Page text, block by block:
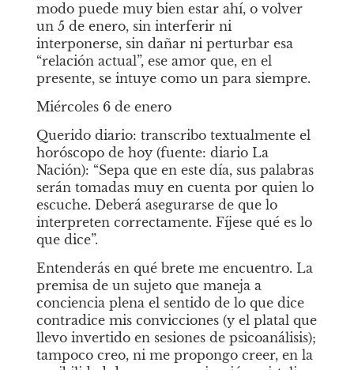
modo puede muy bien estar ahí, o volver
un 5 de enero, sin interferir ni
interponerse, sin dañar ni perturbar esa
“relación actual”, ese amor que, en el
presente, se intuye como un para siempre.
Miércoles 6 de enero
Querido diario: transcribo textualmente el
horóscopo de hoy (fuente: diario La
Nación): “Sepa que en este día, sus palabras
serán tomadas muy en cuenta por quien lo
escuche. Deberá asegurarse de que lo
interpreten correctamente. Fíjese qué es lo
que dice”.
Entenderás en qué brete me encuentro. La
premisa de un sujeto que maneja a
conciencia plena el sentido de lo que dice
contradice mis convicciones (y el platal que
llevo invertido en sesiones de psicoanálisis);
tampoco creo, ni me propongo creer, en la